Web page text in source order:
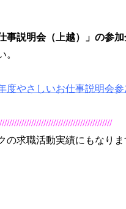
事説明会（上越）」の参
。
度やさしいお仕事説明会参
求職活動実績にもなりま